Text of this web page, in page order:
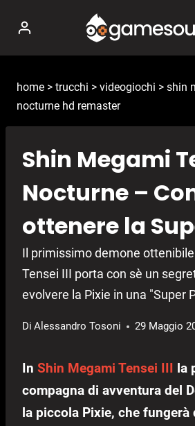
contenuto
home > trucchi > videogiochi > shin
nocturne hd remaster
Shin Megami
Nocturne –
ottenere la
Il primissimo demone
Tensei III porta con sè un
evolvere la Pixie in una "Super
Di Alessandro Tosoni 29 Maggio
In Shin Megami Tensei III la
compagna di avventura del
la piccola Pixie, che fungerà